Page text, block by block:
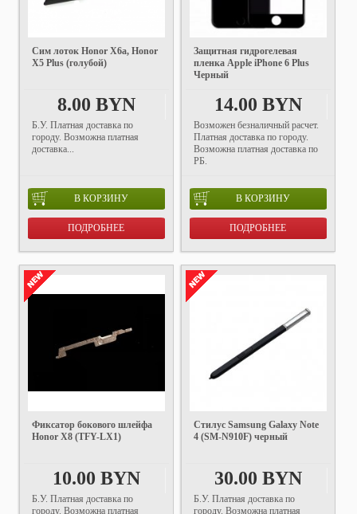
Сим лоток Honor X6a, Honor
X5 Plus (голубой)
8.00 BYN
Б.У. Платная доставка по
городу. Возможна платная
доставка...
В КОРЗИНУ
ПОДРОБНЕЕ
Защитная гидрогелевая
пленка Apple iPhone 6 Plus
Черный
14.00 BYN
Возможен безналичный расчет.
Платная доставка по городу.
Возможна платная доставка по
РБ.
В КОРЗИНУ
ПОДРОБНЕЕ
Фиксатор бокового шлейфа
Honor X8 (TFY-LX1)
10.00 BYN
Б.У. Платная доставка по
городу. Возможна платная
Стилус Samsung Galaxy Note
4 (SM-N910F) черный
30.00 BYN
Б.У. Платная доставка по
городу. Возможна платная